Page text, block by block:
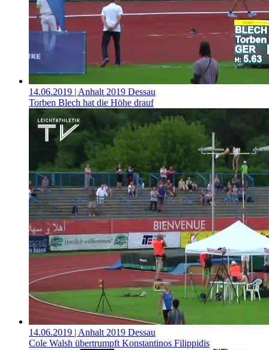
14.06.2019 | Anhalt 2019 Dessau
Torben Blech hat die Höhe drauf
14.06.2019 | Anhalt 2019 Dessau
Cole Walsh übertrumpft Konstantinos Filippidis